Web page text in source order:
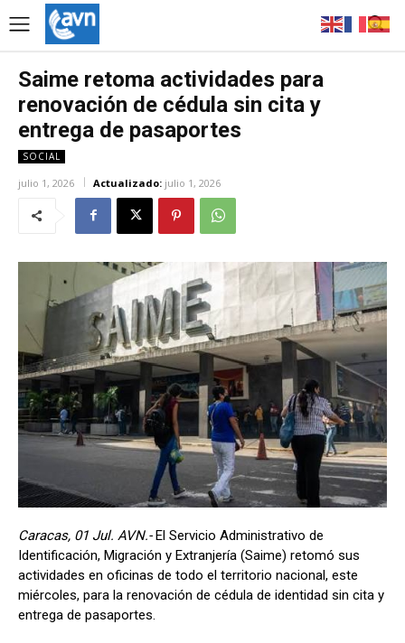
Saime retoma actividades para
renovación de cédula sin cita y
entrega de pasaportes
SOCIAL
julio 1, 2026 Actualizado: julio 1, 2026
Caracas, 01 Jul. AVN.-El Servicio Administrativo de
Identificación, Migración y Extranjería (Saime) retomó sus
actividades en oficinas de todo el territorio nacional, este
miércoles, para la renovación de cédula de identidad sin cita y
entrega de pasaportes.